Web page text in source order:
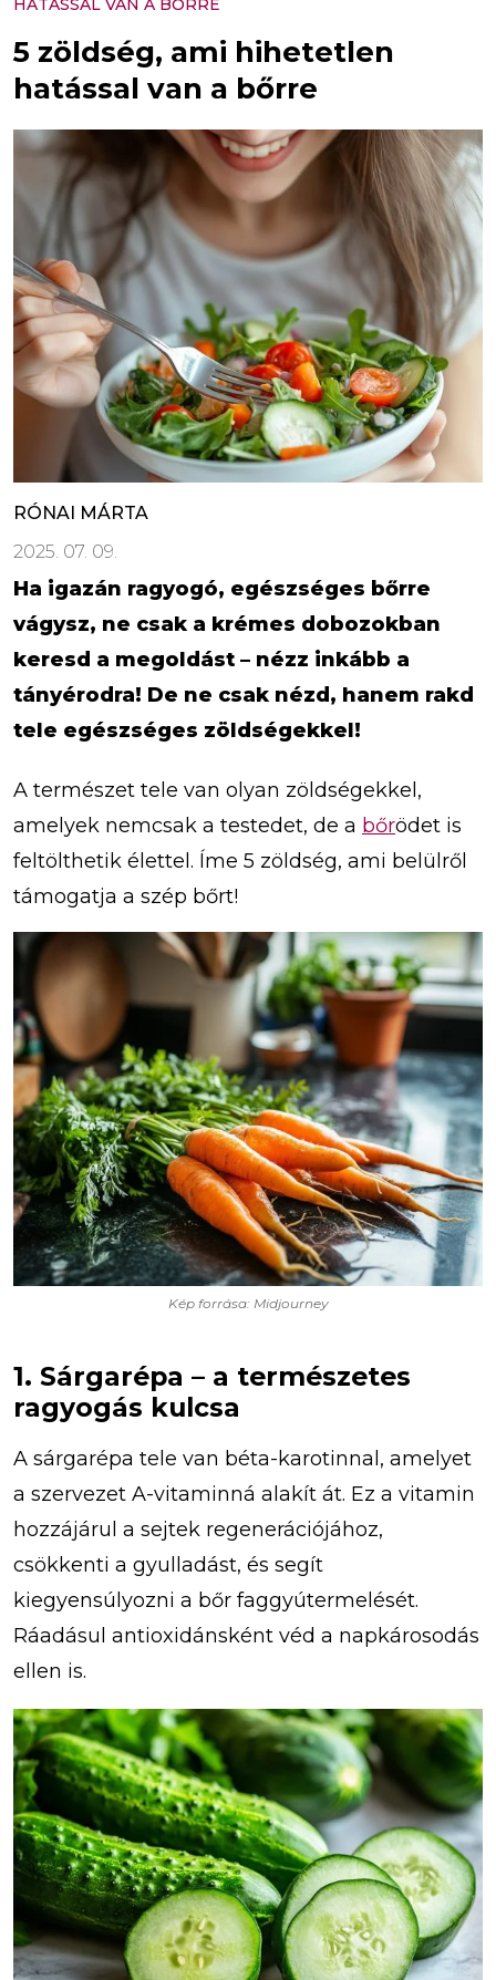
HATÁSSAL VAN A BŐRRE
5 zöldség, ami hihetetlen
hatással van a bőrre
RÓNAI MÁRTA
2025. 07. 09.
Ha igazán ragyogó, egészséges bőrre
vágysz, ne csak a krémes dobozokban
keresd a megoldást – nézz inkább a
tányérodra! De ne csak nézd, hanem rakd
tele egészséges zöldségekkel!
A természet tele van olyan zöldségekkel,
amelyek nemcsak a testedet, de a bőrödet is
feltölthetik élettel. Íme 5 zöldség, ami belülről
támogatja a szép bőrt!
Kép forrása: Midjourney
1. Sárgarépa – a természetes
ragyogás kulcsa
A sárgarépa tele van béta-karotinnal, amelyet
a szervezet A-vitaminná alakít át. Ez a vitamin
hozzájárul a sejtek regenerációjához,
csökkenti a gyulladást, és segít
kiegyensúlyozni a bőr faggyútermelését.
Ráadásul antioxidánsként véd a napkárosodás
ellen is.